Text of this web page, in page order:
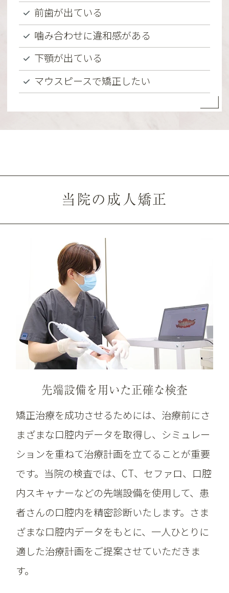
前歯が出ている
噛み合わせに違和感がある
下顎が出ている
マウスピースで矯正したい
当院の成人矯正
先端設備を用いた正確な検査
矯正治療を成功させるためには、治療前にさ
まざまな口腔内データを取得し、シミュレー
ションを重ねて治療計画を立てることが重要
です。当院の検査では、CT、セファロ、口腔
内スキャナーなどの先端設備を使用して、患
者さんの口腔内を精密診断いたします。さま
ざまな口腔内データをもとに、一人ひとりに
適した治療計画をご提案させていただきま
す。